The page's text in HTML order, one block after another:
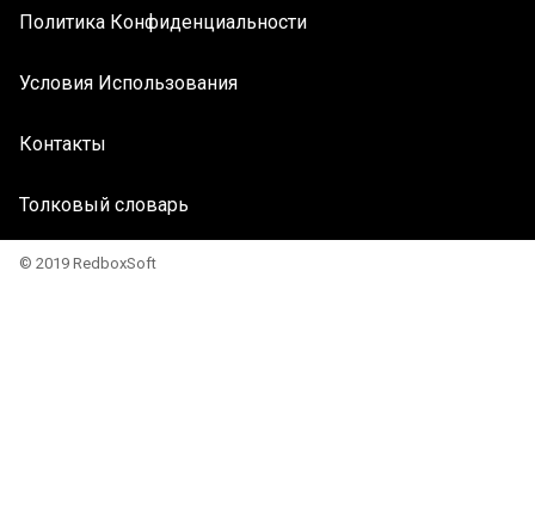
Политика Конфиденциальности
Условия Использования
Контакты
Толковый словарь
© 2019 RedboxSoft